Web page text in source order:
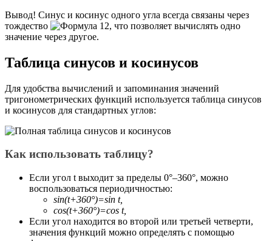
Вывод! Синус и косинус одного угла всегда связаны через
тождество
, что позволяет вычислять одно
значение через другое.
Таблица синусов и косинусов
Для удобства вычислений и запоминания значений
тригонометрических функций используется таблица синусов
и косинусов для стандартных углов:
Как использовать таблицу?
Если угол t выходит за пределы 0°–360°, можно
воспользоваться периодичностью:
sin(t+360°)=sin t,
cos(t+360°)=cos t,
Если угол находится во второй или третьей четверти,
значения функций можно определять с помощью